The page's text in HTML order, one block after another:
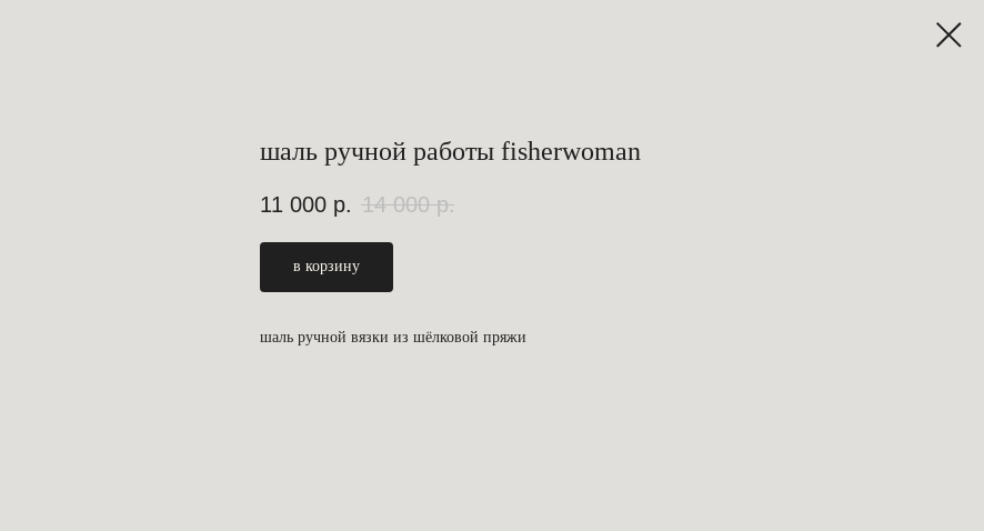
шаль ручной работы fisherwoman
11 000 р. 14 000 р.
в корзину
шаль ручной вязки из шёлковой пряжи